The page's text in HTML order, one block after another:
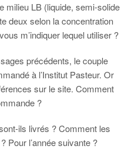
milieu LB (liquide, semi-solide
deux selon la concentration
m’indiquer lequel utiliser ?
précédents, le couple
à l’Institut Pasteur. Or
sur le site. Comment
?
ils livrés ? Comment les
Pour l’année suivante ?